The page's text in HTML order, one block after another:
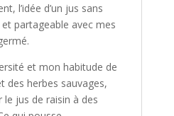
l’idée d’un jus sans
partageable avec mes
et mon habitude de
des herbes sauvages,
le jus de raisin à des